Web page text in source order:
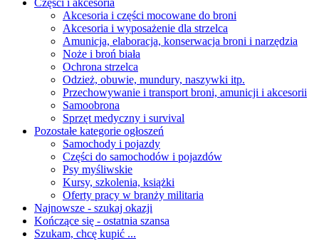
Części i akcesoria
Akcesoria i części mocowane do broni
Akcesoria i wyposażenie dla strzelca
Amunicja, elaboracja, konserwacja broni i narzędzia
Noże i broń biała
Ochrona strzelca
Odzież, obuwie, mundury, naszywki itp.
Przechowywanie i transport broni, amunicji i akcesorii
Samoobrona
Sprzęt medyczny i survival
Pozostałe kategorie ogłoszeń
Samochody i pojazdy
Części do samochodów i pojazdów
Psy myśliwskie
Kursy, szkolenia, książki
Oferty pracy w branży militaria
Najnowsze - szukaj okazji
Kończące się - ostatnia szansa
Szukam, chcę kupić ...